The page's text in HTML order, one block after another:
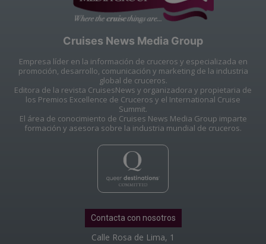
Cruises News Media Group
Empresa líder en la información de cruceros y especializada en
promoción, desarrollo, comunicación y marketing de la industria
global de cruceros.
Editora de la revista CruisesNews y organizadora y propietaria de
los Premios Excellence de Cruceros y el International Cruise
Summit.
El área de conocimiento de Cruises News Media Group imparte
formación y asesora sobre la industria mundial de cruceros.
Contacta con nosotros
Calle Rosa de Lima, 1